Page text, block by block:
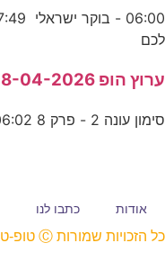
לכם
ערוץ הופ 08-04-2026
סימון עונה 2 - פרק 8 06:02 - 06:08 פרק 8. בוקר אחד
אודות כתבו לנו
כל הזכויות שמורות Ⓒ טופ-טיוי